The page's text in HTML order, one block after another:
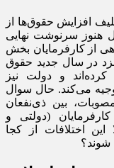
افزایش حقوق‌ها از
سرنوشت نهایی
از کارفرمایان بخش
در سال جدید حقوق
و دولت نیز
می‌کند. حال سوال
بین ذی‌نفعان
(دولتی و
اختلافات از کجا